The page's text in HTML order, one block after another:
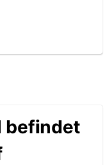
befindet